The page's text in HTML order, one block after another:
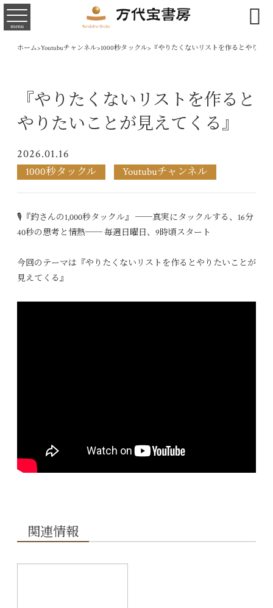
menu 
ホーム>Youtubuチャンネル>1000秒タックル> 『やりたくないリストを作るとやりた
『やりたくないリストを作ると
やりたいことが見えてくる』
2026.01.16
1000秒タックル Youtubuチャンネル
🎙『釣さんの1,000秒タックル』 ──真実にタックルする、16分
40秒の思考と情熱── 毎週日曜日、9時頃スタート
今回のテーマは『やりたくないリストを作るとやりたいことが
見えてくる』
関連情報